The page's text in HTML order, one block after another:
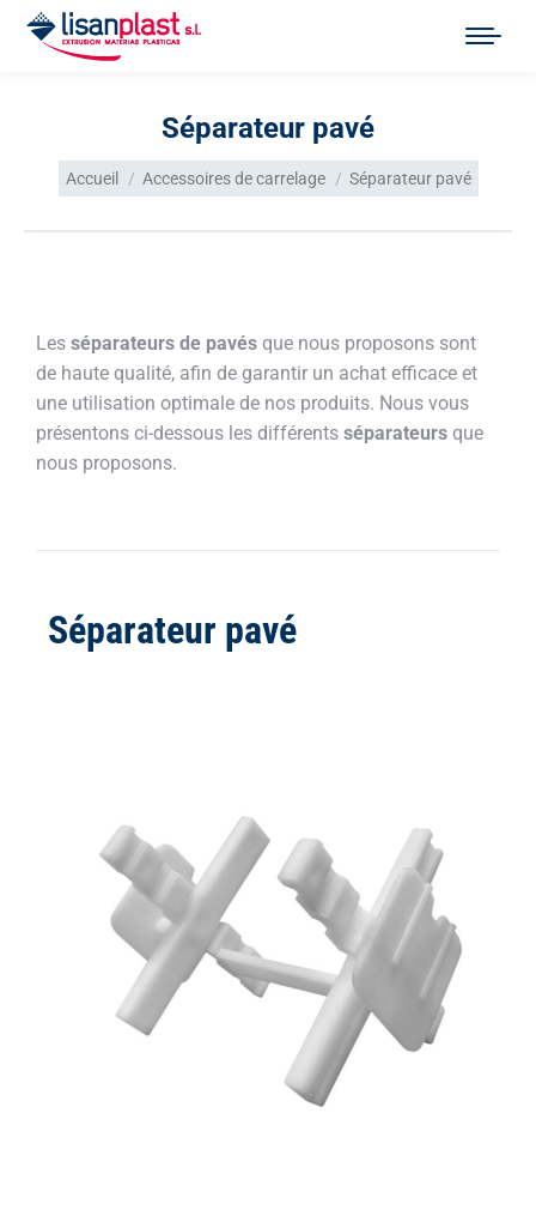
Séparateur pavé
Vous êtes ici :
Accueil Accessoires de carrelage Séparateur pavé
Les séparateurs de pavés que nous proposons sont
de haute qualité, afin de garantir un achat efficace et
une utilisation optimale de nos produits. Nous vous
présentons ci-dessous les différents séparateurs que
nous proposons.
Séparateur pavé